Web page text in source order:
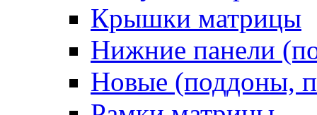
Крышки матрицы
Нижние панели
Новые (поддоны,